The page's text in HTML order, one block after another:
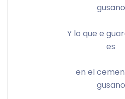
gusano
es
gusano